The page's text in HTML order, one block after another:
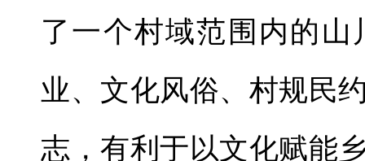
了一个村域范围内的
业、文化风俗、村规民
志，有利于以文化赋能